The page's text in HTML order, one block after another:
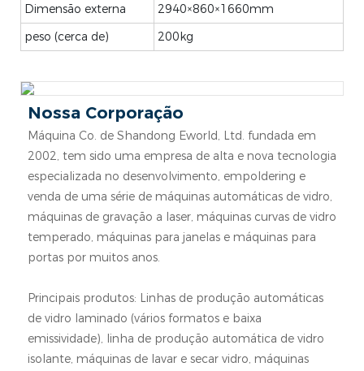
Dimensão externa
2940×860×1660mm
peso (cerca de)
200kg
Nossa Corporação
Máquina Co. de Shandong Eworld, Ltd. fundada em
2002, tem sido uma empresa de alta e nova tecnologia
especializada no desenvolvimento, empoldering e
venda de uma série de máquinas automáticas de vidro,
máquinas de gravação a laser, máquinas curvas de vidro
temperado, máquinas para janelas e máquinas para
portas por muitos anos.
Principais produtos: Linhas de produção automáticas
de vidro laminado (vários formatos e baixa
emissividade), linha de produção automática de vidro
isolante, máquinas de lavar e secar vidro, máquinas